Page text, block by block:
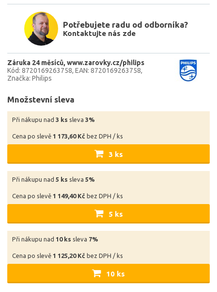
Potřebujete radu od odborníka?
Kontaktujte nás zde
Záruka 24 měsíců www.zarovky.cz/philips
Kód: 8720169263758 EAN: 8720169263758
Značka: Philips
Množstevní sleva
Při nákupu nad 3 ks sleva 3%
Cena po slevě 1 173,60 Kč bez DPH / ks
3 ks
Při nákupu nad 5 ks sleva 5%
Cena po slevě 1 149,40 Kč bez DPH / ks
5 ks
Při nákupu nad 10 ks sleva 7%
Cena po slevě 1 125,20 Kč bez DPH / ks
10 ks